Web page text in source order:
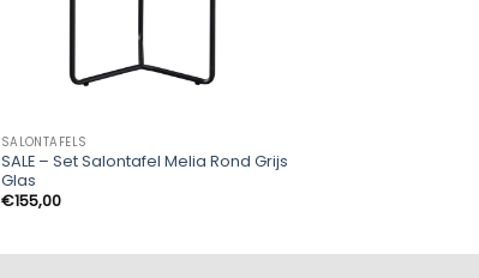
SALONTAFELS
SALE – Set Salontafel Melia Rond Grijs
Glas
€155,00